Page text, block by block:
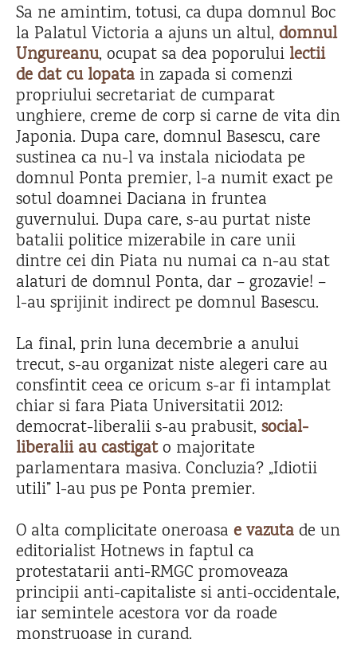
Sa ne amintim, totusi, ca dupa domnul Boc
la Palatul Victoria a ajuns un altul, domnul
Ungureanu, ocupat sa dea poporului lectii
de dat cu lopata in zapada si comenzi
propriului secretariat de cumparat
unghiere, creme de corp si carne de vita din
Japonia. Dupa care, domnul Basescu, care
sustinea ca nu-l va instala niciodata pe
domnul Ponta premier, l-a numit exact pe
sotul doamnei Daciana in fruntea
guvernului. Dupa care, s-au purtat niste
batalii politice mizerabile in care unii
dintre cei din Piata nu numai ca n-au stat
alaturi de domnul Ponta, dar – grozavie! –
l-au sprijinit indirect pe domnul Basescu.
La final, prin luna decembrie a anului
trecut, s-au organizat niste alegeri care au
consfintit ceea ce oricum s-ar fi intamplat
chiar si fara Piata Universitatii 2012:
democrat-liberalii s-au prabusit, social-
liberalii au castigato majoritate
parlamentara masiva. Concluzia? „Idiotii
utili” l-au pus pe Ponta premier.
O alta complicitate oneroasa e vazutade un
editorialist Hotnews in faptul ca
protestatarii anti-RMGC promoveaza
principii anti-capitaliste si anti-occidentale,
iar semintele acestora vor da roade
monstruoase in curand.